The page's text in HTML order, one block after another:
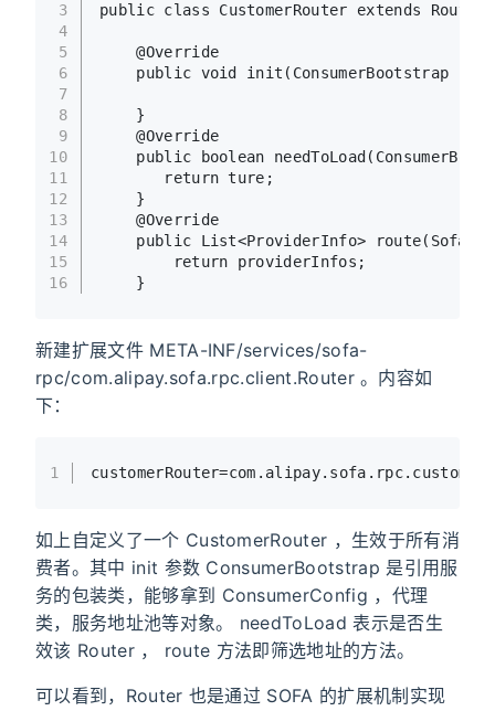
3
4
5
6
7
8
9
10
11
12
13
14
15
16
public class CustomerRouter extends Router
@Override
public void init (ConsumerBootstrap
    }
@Override
public
boolean needToLoad
return ture;
    }
@Override
public List<ProviderInfo> route
return providerInfos;
    }
新建扩展文件 META-INF/services/sofa-
rpc/com.alipay.sofa.rpc.client.Router 。内容如
下：
1 customerRouter=com .alipay.sofa .rpc.custom
如上自定义了一个 CustomerRouter ，生效于所有消
费者。其中 init 参数 ConsumerBootstrap 是引用服
务的包装类，能够拿到 ConsumerConfig ，代理
类，服务地址池等对象。 needToLoad 表示是否生
效该 Router ， route 方法即筛选地址的方法。
可以看到，Router 也是通过 SOFA 的扩展机制实现